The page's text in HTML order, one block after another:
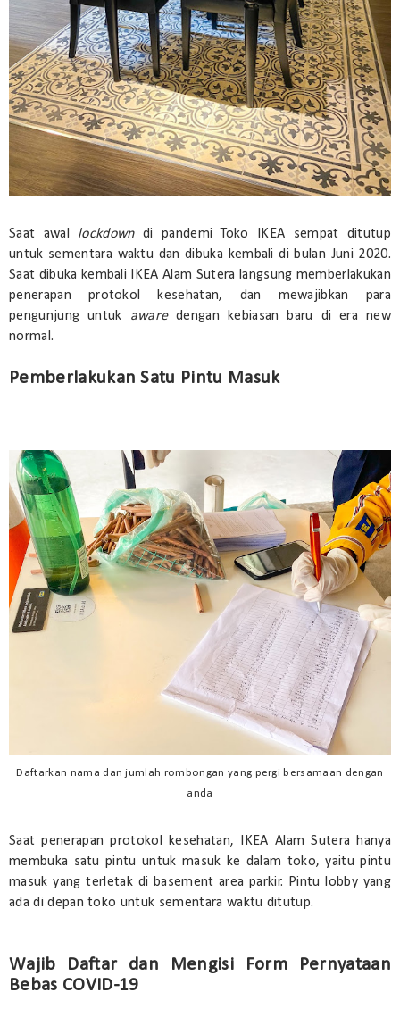
Saat awal lockdown di pandemi Toko IKEA sempat ditutup
untuk sementara waktu dan dibuka kembali di bulan Juni 2020.
Saat dibuka kembali IKEA Alam Sutera langsung memberlakukan
penerapan protokol kesehatan, dan mewajibkan para
pengunjung untuk awaredengan kebiasan baru di era new
normal.
Pemberlakukan Satu Pintu Masuk
Daftarkan nama dan jumlah rombongan yang pergi bersamaan dengan
anda
Saat penerapan protokol kesehatan, IKEA Alam Sutera hanya
membuka satu pintu untuk masuk ke dalam toko, yaitu pintu
masuk yang terletak di basement area parkir. Pintu lobby yang
ada di depan toko untuk sementara waktu ditutup.
Wajib Daftar dan Mengisi Form Pernyataan
Bebas COVID-19